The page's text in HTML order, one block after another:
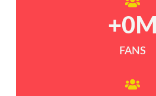
FANS
+0 M